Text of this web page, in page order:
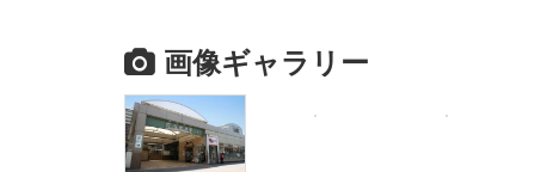
画像ギャラリー